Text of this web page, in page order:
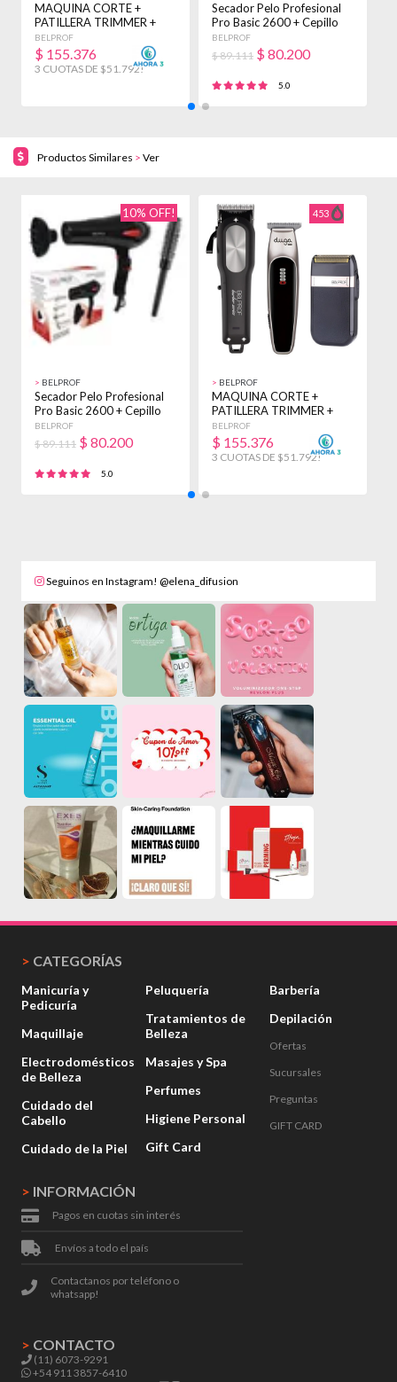
MAQUINA CORTE +
PATILLERA TRIMMER +
AFEITADORA BELPROF
KIT NEGRO
BELPROF
$ 155.376
3 CUOTAS DE $51.792!
Secador Pelo Profesional
Pro Basic 2600 + Cepillo
Brushing
BELPROF
$ 89.111 $ 80.200
5.0
Productos Similares > Ver
10% OFF!
> BELPROF
Secador Pelo Profesional
Pro Basic 2600 + Cepillo
Brushing
BELPROF
$ 89.111 $ 80.200
5.0
453
> BELPROF
MAQUINA CORTE +
PATILLERA TRIMMER +
AFEITADORA BELPROF
KIT NEGRO
BELPROF
$ 155.376
3 CUOTAS DE $51.792!
Seguinos en Instagram! @elena_difusion
> INFORMACIÓN
Pagos en cuotas sin interés
Envíos a todo el país
Contactanos por teléfono o
whatsapp!
> CATEGORÍAS
Manicuría y
Pedicuría
Maquillaje
Electrodomésticos
de Belleza
Cuidado del
Cabello
Cuidado de la Piel
Peluquería
Tratamientos de
Belleza
Masajes y Spa
Perfumes
Higiene Personal
Gift Card
Barbería
Depilación
Ofertas
Sucursales
Preguntas
GIFT CARD
> CONTACTO
(11) 6073-9291
+54 911 3857-6410